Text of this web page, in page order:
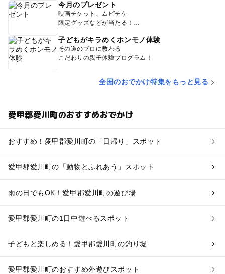
今月のプレゼント
映画チケット、ムビチケ
限定グッズなどが当たる！
子どもがキラめくホンモノ体験
その道のプロに教わる
こだわりの親子体験プログラム！
全国のおでかけ特集をもっと見る
愛甲郡愛川町のおすすめおでかけ
おすすめ！愛甲郡愛川町の「日帰り」スポット
愛甲郡愛川町の「動物とふれあう」スポット
雨の日でもOK！愛甲郡愛川町の遊び場
愛甲郡愛川町の1日中遊べるスポット
子どもと楽しめる！愛甲郡愛川町の釣り堀
愛甲郡愛川町のおすすめ外遊びスポット